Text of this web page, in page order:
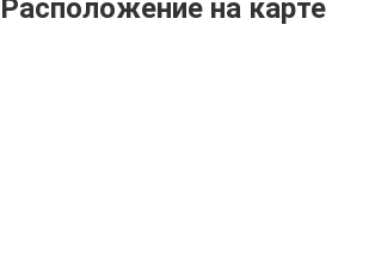
Расположение на карте